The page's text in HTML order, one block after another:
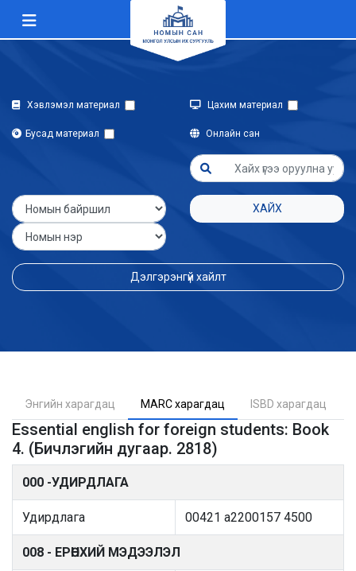
Хэвлэмэл материал Цахим материал
Бусад материал Онлайн сан
ХАЙХ
Дэлгэрэнгүй хайлт
Энгийн харагдац MARC харагдац ISBD харагдац
Essential english for foreign students: Book
4. (Бичлэгийн дугаар. 2818)
000 -УДИРДЛАГА
Удирдлага 00421 a2200157 4500
008 - ЕРӨНХИЙ МЭДЭЭЛЭЛ